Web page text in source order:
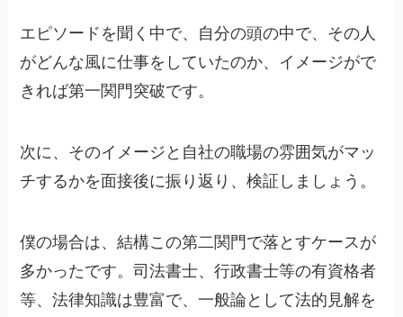
エピソードを聞く中で、自分の頭の中で、その人
がどんな風に仕事をしていたのか、イメージがで
きれば第一関門突破です。
次に、そのイメージと自社の職場の雰囲気がマッ
チするかを面接後に振り返り、検証しましょう。
僕の場合は、結構この第二関門で落とすケースが
多かったです。司法書士、行政書士等の有資格者
等、法律知識は豊富で、一般論として法的見解を